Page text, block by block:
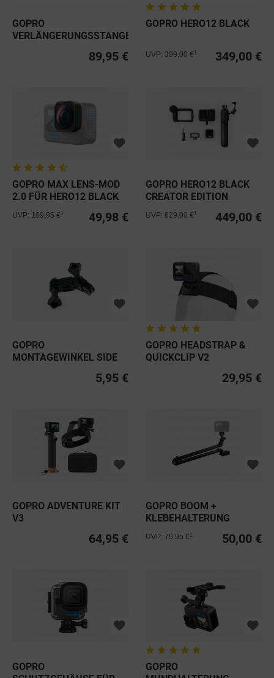
GOPRO
VERLÄNGERUNGSSTANGE
89,95 €
GOPRO HERO12 BLACK
349,00 €
UVP: 399,00 €
GOPRO MAX LENS-MOD
2.0 FÜR HERO12 BLACK
49,98 €
UVP: 109,95 €
GOPRO HERO12 BLACK
CREATOR EDITION
449,00 €
UVP: 629,00 €
GOPRO
MONTAGEWINKEL SIDE
5,95 €
GOPRO HEADSTRAP &
QUICKCLIP V2
29,95 €
GOPRO ADVENTURE KIT
V3
64,95 €
GOPRO BOOM +
KLEBEHALTERUNG
50,00 €
UVP: 79,95 €
GOPRO
GOPRO